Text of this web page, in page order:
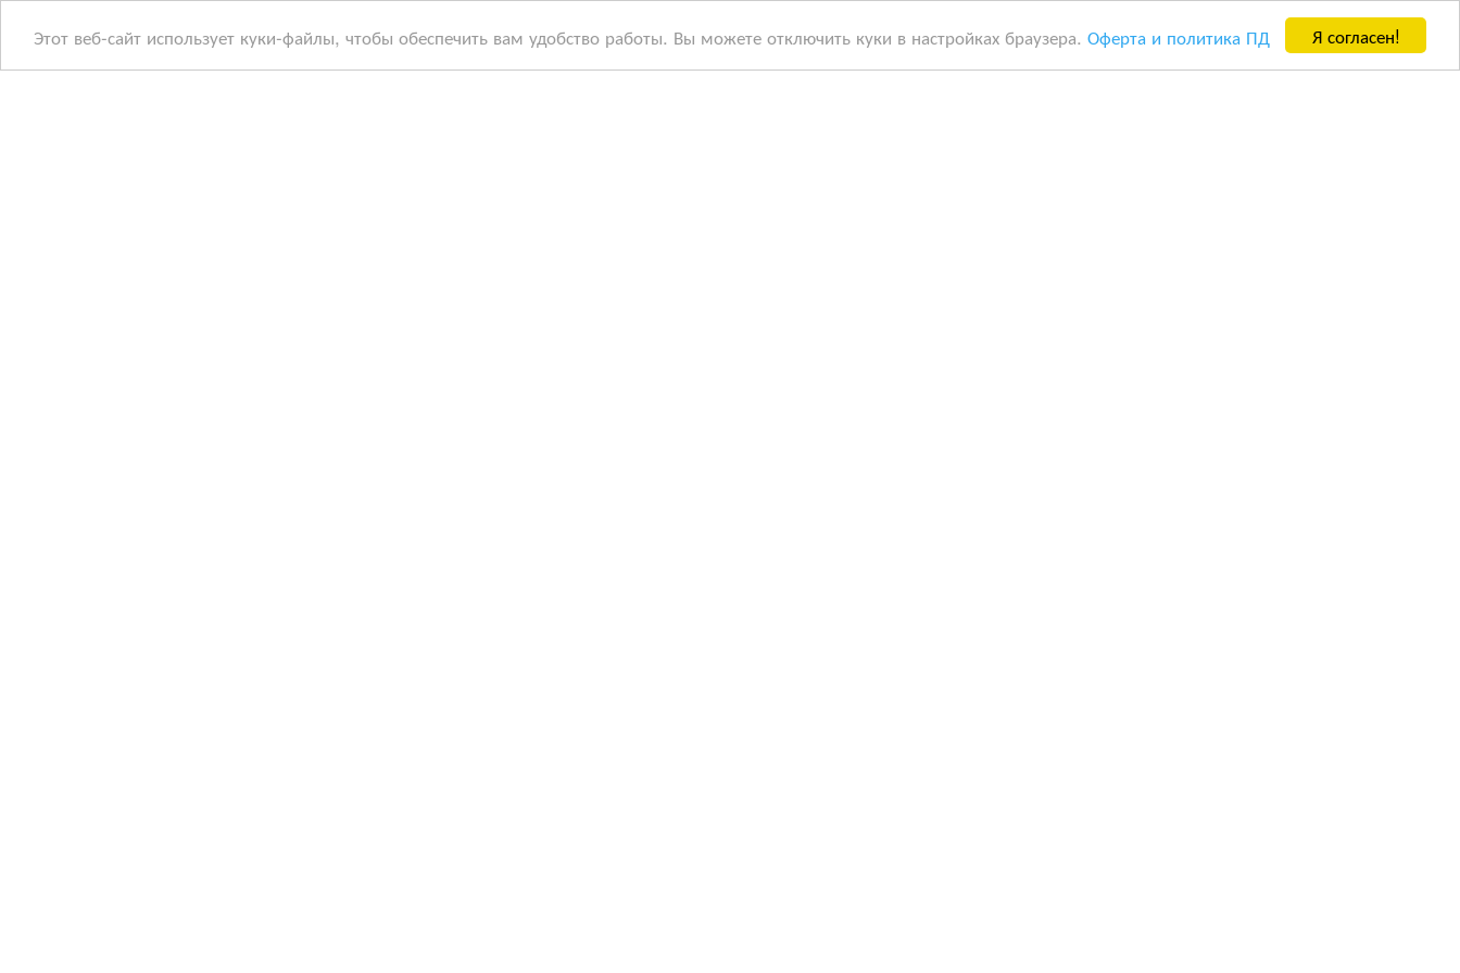
Я согласен!
Этот веб-сайт использует куки-файлы, чтобы обеспечить вам удобство работы. Вы можете отключить куки в настройках браузера. Оферта и политика ПД